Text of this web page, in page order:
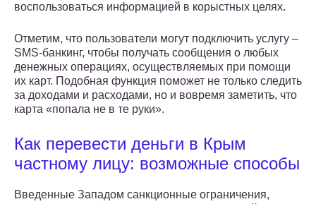
воспользоваться информацией в корыстных целях.
Отметим, что пользователи могут подключить услугу –
SMS-банкинг, чтобы получать сообщения о любых
денежных операциях, осуществляемых при помощи
их карт. Подобная функция поможет не только следить
за доходами и расходами, но и вовремя заметить, что
карта «попала не в те руки».
Как перевести деньги в Крым
частному лицу: возможные способы
Введенные Западом санкционные ограничения,